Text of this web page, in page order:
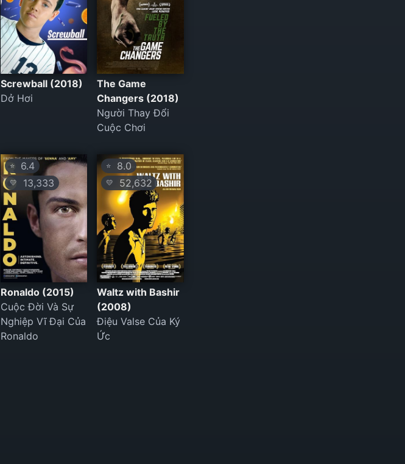
Screwball (2018)
Dở Hơi
The Game
Changers (2018)
Người Thay Đổi
Cuộc Chơi
⭐6.4
💛 13,333
Ronaldo (2015)
Cuộc Đời Và Sự
Nghiệp Vĩ Đại Của
Ronaldo
⭐ 8.0
💛 52,632
Waltz with Bashir
(2008)
Điệu Valse Của Ký
Ức